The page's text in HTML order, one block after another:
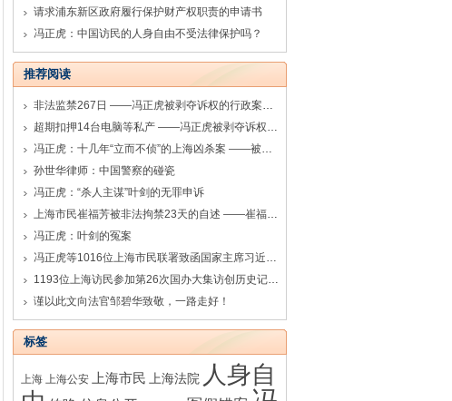
请求浦东新区政府履行保护财产权职责的申请书
冯正虎：中国访民的人身自由不受法律保护吗？
推荐阅读
非法监禁267日 ——冯正虎被剥夺诉权的行政案件系列之七
超期扣押14台电脑等私产 ——冯正虎被剥夺诉权的行政案件系列之一
冯正虎：十几年“立而不侦”的上海凶杀案 ——被害人之母叶桂香控告涉嫌渎职罪的上海松江警方相关人员
孙世华律师：中国警察的碰瓷
冯正虎：“杀人主谋”叶剑的无罪申诉
上海市民崔福芳被非法拘禁23天的自述 ——崔福芳被非法拘禁的诉讼系列之一
冯正虎：叶剑的冤案
冯正虎等1016位上海市民联署致函国家主席习近平（完整版）
1193位上海访民参加第26次国办大集访创历史记录（35图）
谨以此文向法官邹碧华致敬，一路走好！
标签
上海 上海公安 上海市民 上海法院 人身自